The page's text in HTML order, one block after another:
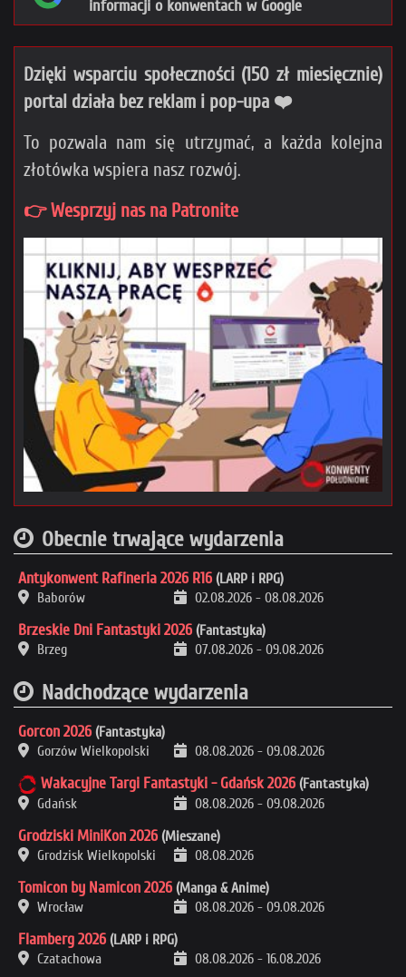
informacji o konwentach w Google
Dzięki wsparciu społeczności (150 zł miesięcznie)
portal działa bez reklam i pop-upa ❤️
To pozwala nam się utrzymać, a każda kolejna
złotówka wspiera nasz rozwój.
👉 Wesprzyj nas na Patronite
Obecnie trwające wydarzenia
Antykonwent Rafineria 2026 R16 (LARP i RPG)
Baborów
02.08.2026 - 08.08.2026
Brzeskie Dni Fantastyki 2026 (Fantastyka)
Brzeg
07.08.2026 - 09.08.2026
Nadchodzące wydarzenia
Gorcon 2026 (Fantastyka)
Gorzów Wielkopolski
08.08.2026 - 09.08.2026
Wakacyjne Targi Fantastyki - Gdańsk 2026 (Fantastyka)
Gdańsk
08.08.2026 - 09.08.2026
Grodziski MiniKon 2026 (Mieszane)
Grodzisk Wielkopolski
08.08.2026
Tomicon by Namicon 2026 (Manga & Anime)
Wrocław
08.08.2026 - 09.08.2026
Flamberg 2026 (LARP i RPG)
Czatachowa
08.08.2026 - 16.08.2026